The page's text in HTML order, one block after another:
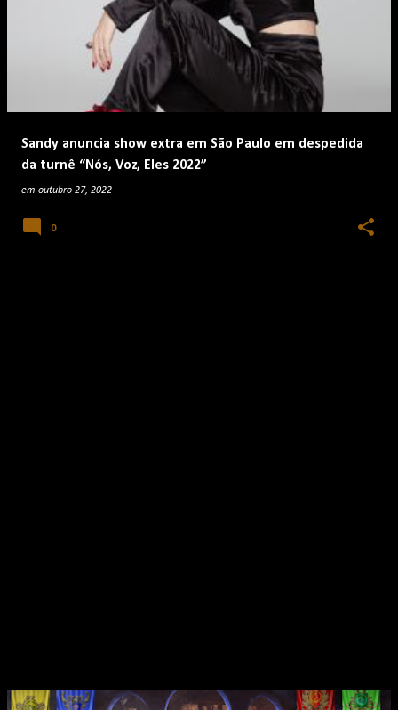
Sandy anuncia show extra em São Paulo em despedida
da turnê “Nós, Voz, Eles 2022”
em outubro 27, 2022
0